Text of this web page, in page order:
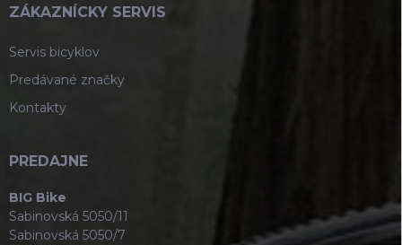
ZÁKAZNÍCKY SERVIS
Servis bicyklov
Predávané značky
Kontakty
PREDAJNE
BIG Bike
Sabinovská 5050/11
Sabinovská 5050/7